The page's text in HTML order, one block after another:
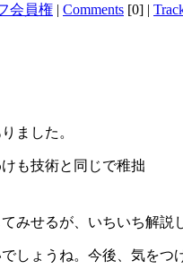
会員権 | Comments [0] |
ました。
も技術と同じで稚拙
みせるが、いちいち解説
しょうね。今後、気をつ